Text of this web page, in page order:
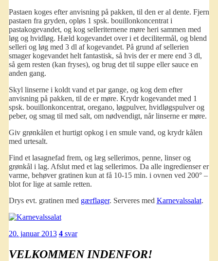
Pastaen koges efter anvisning på pakken, til den er al dente. Fjern
pastaen fra gryden, opløs 1 spsk. bouillonkoncentrat i
pastakogevandet, og kog selleriternene møre heri sammen med
løg og hvidløg. Hæld kogevandet over i et decilitermål, og blend
selleri og løg med 3 dl af kogevandet. På grund af sellerien
smager kogevandet helt fantastisk, så hvis der er mere end 3 dl,
så gem resten (kan fryses), og brug det til suppe eller sauce en
anden gang.
Skyl linserne i koldt vand et par gange, og kog dem efter
anvisning på pakken, til de er møre. Krydr kogevandet med 1
spsk. bouillonkoncentrat, oregano, løgpulver, hvidløgspulver og
peber, og smag til med salt, om nødvendigt, når linserne er møre.
Giv grønkålen et hurtigt opkog i en smule vand, og krydr kålen
med urtesalt.
Find et lasagnefad frem, og læg sellerimos, penne, linser og
grønkål i lag. Afslut med et lag sellerimos. Da alle ingredienser er
varme, behøver gratinen kun at få 10-15 min. i ovnen ved 200° –
blot for lige at samle retten.
Drys evt. gratinen med gærflager. Serveres med Karnevalssalat.
20. januar 2013 4svar
VELKOMMEN INDENFOR!